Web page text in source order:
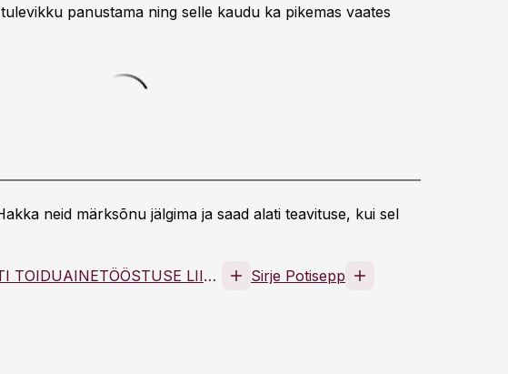
panustama ning selle kaudu ka pikemas vaates
neid märksõnu jälgima ja saad alati teavituse, kui sel
EESTI TOIDUAINETÖÖSTUSE LIIT MTÜ
Sirje Potisepp